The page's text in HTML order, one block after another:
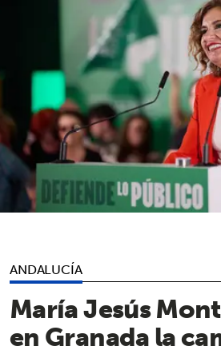
ANDALUCÍA
María Jesús
en Granada la